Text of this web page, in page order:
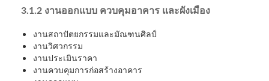
3.1.2 งานออกแบบ ควบคุมอาคาร และผังเมือง
งานสถาปัตยกรรมและมัณฑนศิลป์
งานวิศวกรรม
งานประเมินราคา
งานควบคุมการก่อสร้างอาคาร